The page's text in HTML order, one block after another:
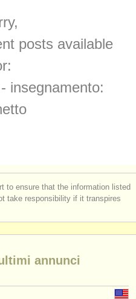
(2)
posts available
insegnamento:
to ensure that the information listed
take responsibility if it transpires
annunci